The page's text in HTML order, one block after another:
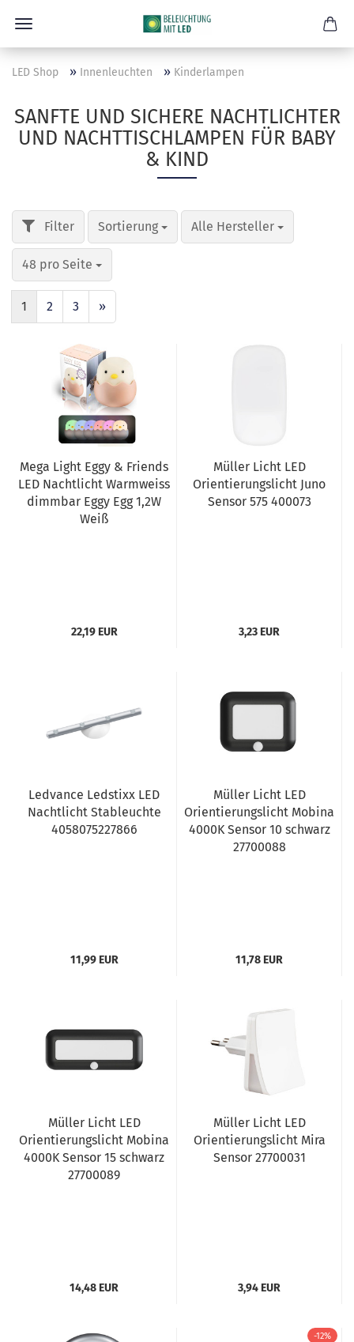
LED Shop » Innenleuchten » Kinderlampen
SANFTE UND SICHERE NACHTLICHTER
UND NACHTTISCHLAMPEN FÜR BABY
& KIND
Sortierung Alle Hersteller
48 pro Seite
1 2 3 »
Mega Light Eggy & Friends
LED Nachtlicht Warmweiss
dimmbar Eggy Egg 1,2W
Weiß
22,19 EUR
Müller Licht LED
Orientierungslicht Juno
Sensor 575 400073
3,23 EUR
Ledvance Ledstixx LED
Nachtlicht Stableuchte
4058075227866
11,99 EUR
Müller Licht LED
Orientierungslicht Mobina
4000K Sensor 10 schwarz
27700088
11,78 EUR
Müller Licht LED
Orientierungslicht Mobina
4000K Sensor 15 schwarz
27700089
14,48 EUR
Müller Licht LED
Orientierungslicht Mira
Sensor 27700031
3,94 EUR
-12%